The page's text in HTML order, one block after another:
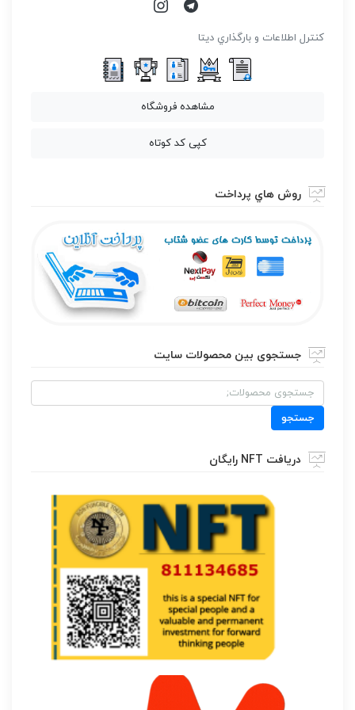
كنترل اطلاعات و بارگذاري ديتا
مشاهده فروشگاه
کپی کد کوتاه
روش هاي پرداخت
جستجوی بین محصولات سایت
جستجو
برای:
جستجو
دریافت NFT رایگان